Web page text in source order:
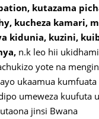
kutazama
kucheza kamari,
kidunia, kuzini,
n.k leo hii
yote na
ukaamua kumfuata
umeweza kuufuta
jinsi Bwana